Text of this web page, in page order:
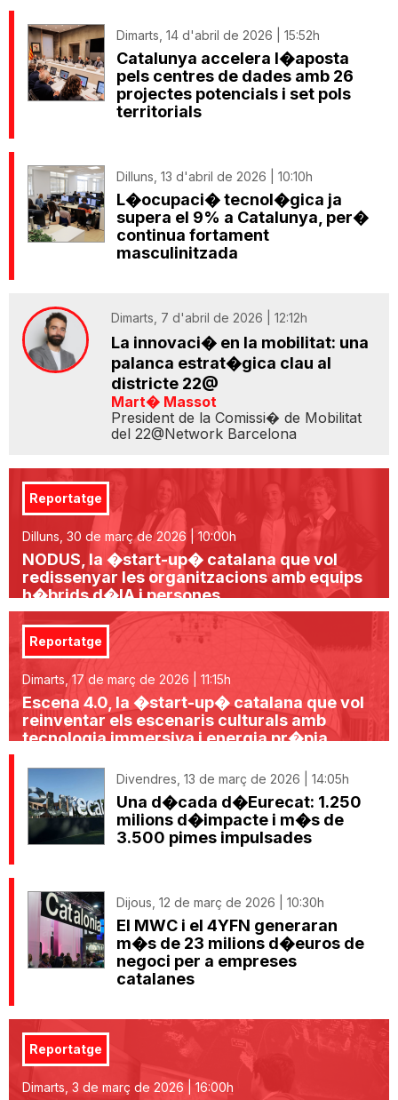
Dimarts, 14 d'abril de 2026 | 15:52h
Catalunya accelera l�aposta
pels centres de dades amb 26
projectes potencials i set pols
territorials
Dilluns, 13 d'abril de 2026 | 10:10h
L�ocupaci� tecnol�gica ja
supera el 9% a Catalunya, per�
continua fortament
masculinitzada
Dimarts, 7 d'abril de 2026 | 12:12h
La innovaci� en la mobilitat: una
palanca estrat�gica clau al
districte 22@
Mart� Massot
President de la Comissi� de Mobilitat
del 22@Network Barcelona
Reportatge
Dilluns, 30 de març de 2026 | 10:00h
NODUS, la �start-up� catalana que vol
redissenyar les organitzacions amb equips
h�brids d�IA i persones
Reportatge
Dimarts, 17 de març de 2026 | 11:15h
Escena 4.0, la �start-up� catalana que vol
reinventar els escenaris culturals amb
tecnologia immersiva i energia pr�pia
Divendres, 13 de març de 2026 | 14:05h
Una d�cada d�Eurecat: 1.250
milions d�impacte i m�s de
3.500 pimes impulsades
Dijous, 12 de març de 2026 | 10:30h
El MWC i el 4YFN generaran
m�s de 23 milions d�euros de
negoci per a empreses
catalanes
Reportatge
Dimarts, 3 de març de 2026 | 16:00h